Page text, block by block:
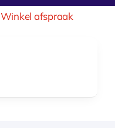
Winkel afspraak